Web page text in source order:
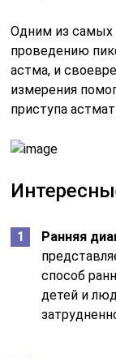
Одним из самых
проведению
астма, и
измерения
приступа
Ранняя
способ
детей и